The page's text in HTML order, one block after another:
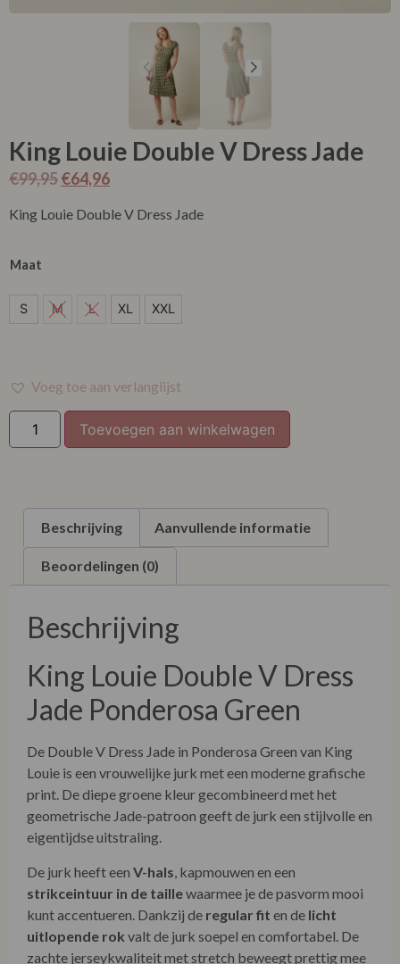
King Louie Double V Dress Jade
€99,95€64,96
King Louie Double V Dress Jade
Maat
S
S M L XL XXL
Voeg toe aan verlanglijst
Toevoegen aan winkelwagen
Beschrijving Aanvullende informatie
Beoordelingen (0)
Beschrijving
King Louie Double V Dress
Jade Ponderosa Green
De Double V Dress Jade in Ponderosa Green van King
Louie is een vrouwelijke jurk met een moderne grafische
print. De diepe groene kleur gecombineerd met het
geometrische Jade-patroon geeft de jurk een stijlvolle en
eigentijdse uitstraling.
De jurk heeft een V-hals , kapmouwen en een
strikceintuur in de taillewaarmee je de pasvorm mooi
kunt accentueren. Dankzij de regular fit en de licht
uitlopende rok valt de jurk soepel en comfortabel. De
zachte jerseykwaliteit met stretch beweegt prettig mee